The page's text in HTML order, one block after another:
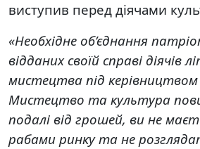
виступив перед діячами
«Необхідне об’єднання
відданих своїй справі діячів
мистецтва під керівництвом
Мистецтво та культура
подалі від грошей, ви не
рабами ринку та не